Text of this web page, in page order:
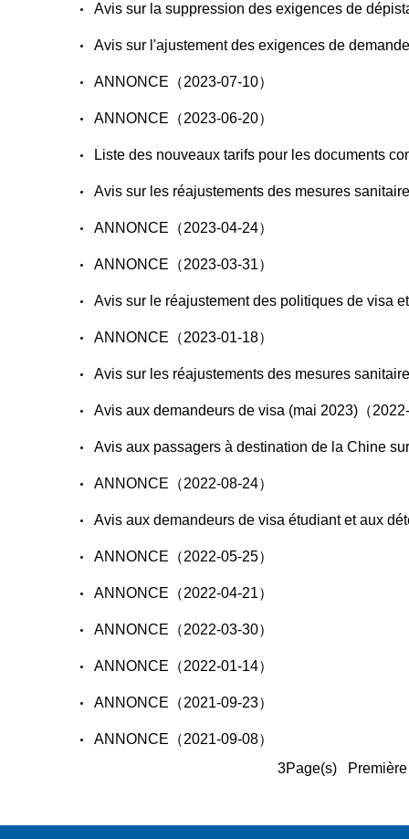
Avis sur la suppression des exigences de
Avis sur l'ajustement des exigences de
ANNONCE（2023-07-10）
ANNONCE（2023-06-20）
Liste des nouveaux tarifs pour les documents
Avis sur les réajustements des mesures
ANNONCE（2023-04-24）
ANNONCE（2023-03-31）
Avis sur le réajustement des politiques de visa
ANNONCE（2023-01-18）
Avis sur les réajustements des mesures
Avis aux demandeurs de visa (mai 2023)（
Avis aux passagers à destination de la Chine
ANNONCE（2022-08-24）
Avis aux demandeurs de visa étudiant et aux
ANNONCE（2022-05-25）
ANNONCE（2022-04-21）
ANNONCE（2022-03-30）
ANNONCE（2022-01-14）
ANNONCE（2021-09-23）
ANNONCE（2021-09-08）
3Page(s)